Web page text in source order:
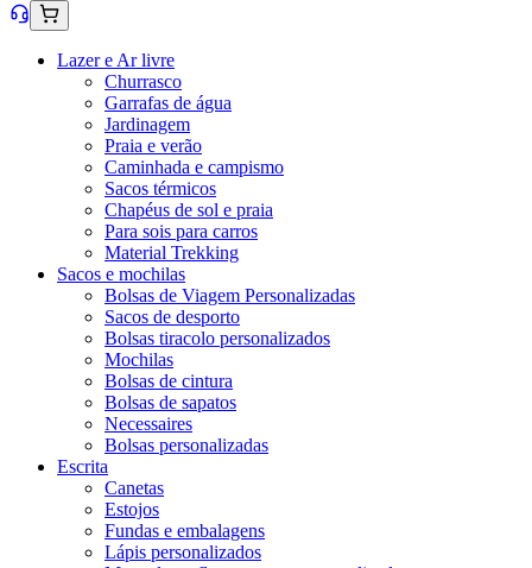
Lazer e Ar livre
Churrasco
Garrafas de água
Jardinagem
Praia e verão
Caminhada e campismo
Sacos térmicos
Chapéus de sol e praia
Para sois para carros
Material Trekking
Sacos e mochilas
Bolsas de Viagem Personalizadas
Sacos de desporto
Bolsas tiracolo personalizados
Mochilas
Bolsas de cintura
Bolsas de sapatos
Necessaires
Bolsas personalizadas
Escrita
Canetas
Estojos
Fundas e embalagens
Lápis personalizados